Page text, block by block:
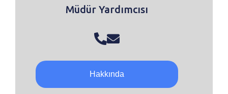
Müdür Yardımcısı
Hakkında